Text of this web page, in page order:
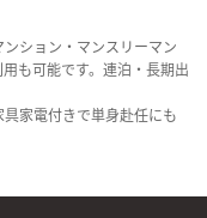
ション・マンスリーマン
も可能です。連泊・長期出
家電付きで単身赴任にも